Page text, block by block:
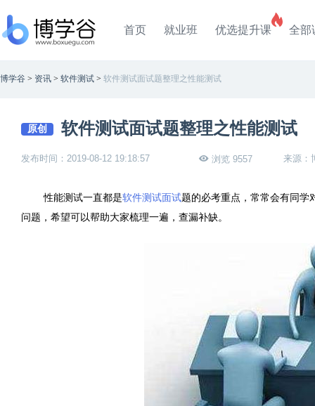
首页 就业班 优选提升课 全部
博学谷 > 资讯 > 软件测试 > 软件测试面试题整理之性能测试
原创 软件测试面试题整理之性能测试
发布时间：2019-08-12 19:18:57 浏览 9557 来源：
性能测试一直都是软件测试面试题的必考重点，常常会有同学
问题，希望可以帮助大家梳理一遍，查漏补缺。